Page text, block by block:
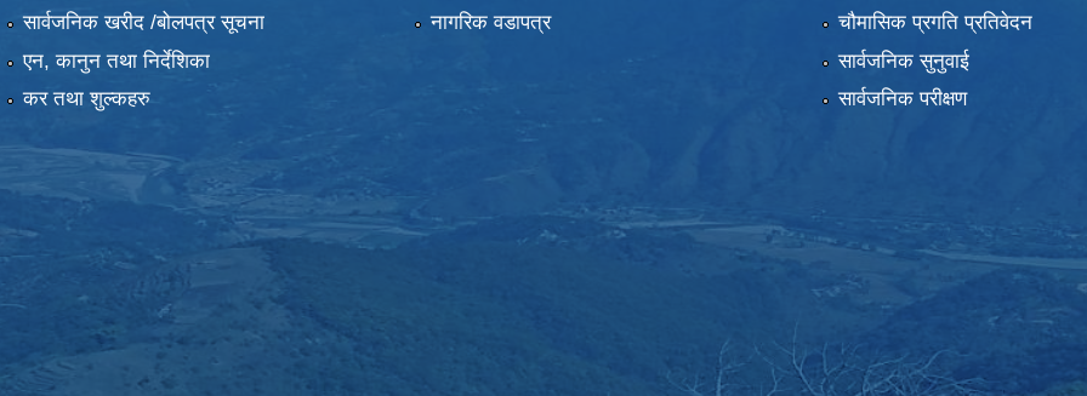
सार्वजनिक खरीद /बोलपत्र सूचना
एन, कानुन तथा निर्देशिका
कर तथा शुल्कहरु
नागरिक वडापत्र
चौमासिक प्रगति प्रतिवेदन
सार्वजनिक सुनुवाई
सार्वजनिक परीक्षण